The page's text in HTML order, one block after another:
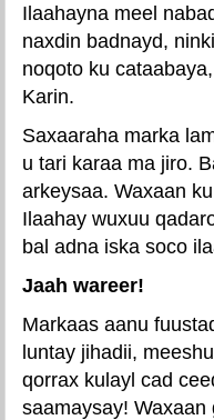
Ilaahayna meel
naxdin badnayd,
noqoto ku
Karin.
Saxaaraha marka
u tari karaa ma jiro.
arkeysaa. Waxaan
Ilaahay wuxuu
bal adna iska soco
Jaah wareer!
Markaas aanu
luntay jihadii,
qorrax kulayl cad
saamaysay!